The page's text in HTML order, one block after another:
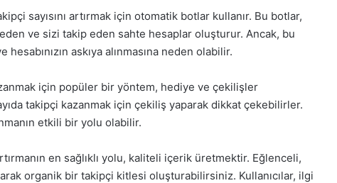
sayısını artırmak için otomatik botlar kullanır. Bu botlar,
ve sizi takip eden sahte hesaplar oluşturur. Ancak, bu
hesabınızın askıya alınmasına neden olabilir.
için popüler bir yöntem, hediye ve çekilişler
takipçi kazanmak için çekiliş yaparak dikkat çekebilirler.
etkili bir yolu olabilir.
en sağlıklı yolu, kaliteli içerik üretmektir. Eğlenceli,
organik bir takipçi kitlesi oluşturabilirsiniz. Kullanıcılar, ilgi